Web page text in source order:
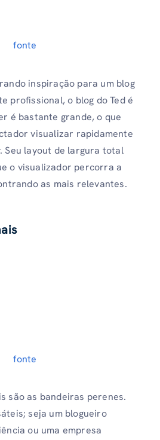
fonte
inspiração para um blog
profissional, o blog do Ted é
é bastante grande, o que
visualizar rapidamente
Seu layout de largura total
o visualizador percorra a
as mais relevantes.
fonte
são as bandeiras perenes.
seja um blogueiro
ou uma empresa